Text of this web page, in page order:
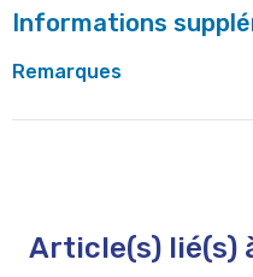
Informations
Remarques
Article(s) lié(s)